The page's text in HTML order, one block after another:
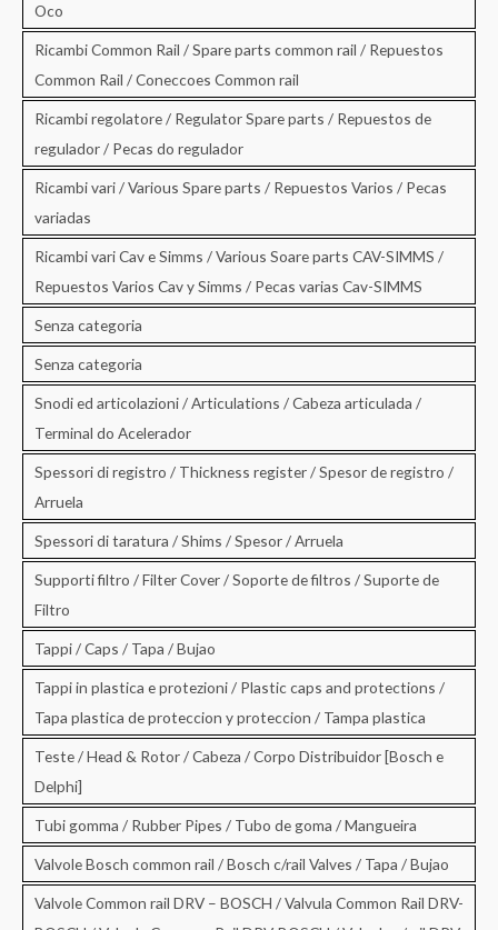
Oco
Ricambi Common Rail / Spare parts common rail / Repuestos
Common Rail / Coneccoes Common rail
Ricambi regolatore / Regulator Spare parts / Repuestos de
regulador / Pecas do regulador
Ricambi vari / Various Spare parts / Repuestos Varios / Pecas
variadas
Ricambi vari Cav e Simms / Various Soare parts CAV-SIMMS /
Repuestos Varios Cav y Simms / Pecas varias Cav-SIMMS
Senza categoria
Senza categoria
Snodi ed articolazioni / Articulations / Cabeza articulada /
Terminal do Acelerador
Spessori di registro / Thickness register / Spesor de registro /
Arruela
Spessori di taratura / Shims / Spesor / Arruela
Supporti filtro / Filter Cover / Soporte de filtros / Suporte de
Filtro
Tappi / Caps / Tapa / Bujao
Tappi in plastica e protezioni / Plastic caps and protections /
Tapa plastica de proteccion y proteccion / Tampa plastica
Teste / Head & Rotor / Cabeza / Corpo Distribuidor [Bosch e
Delphi]
Tubi gomma / Rubber Pipes / Tubo de goma / Mangueira
Valvole Bosch common rail / Bosch c/rail Valves / Tapa / Bujao
Valvole Common rail DRV – BOSCH / Valvula Common Rail DRV-